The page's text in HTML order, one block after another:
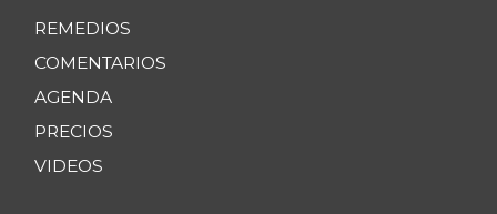
07/25/2026
Café molido
07/25/2026
Carne de cerdo en
REMEDIOS
COMENTARIOS
AGENDA
PRECIOS
VIDEOS